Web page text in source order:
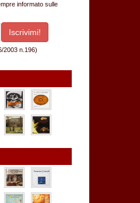
informato sulle
2003 n.196)